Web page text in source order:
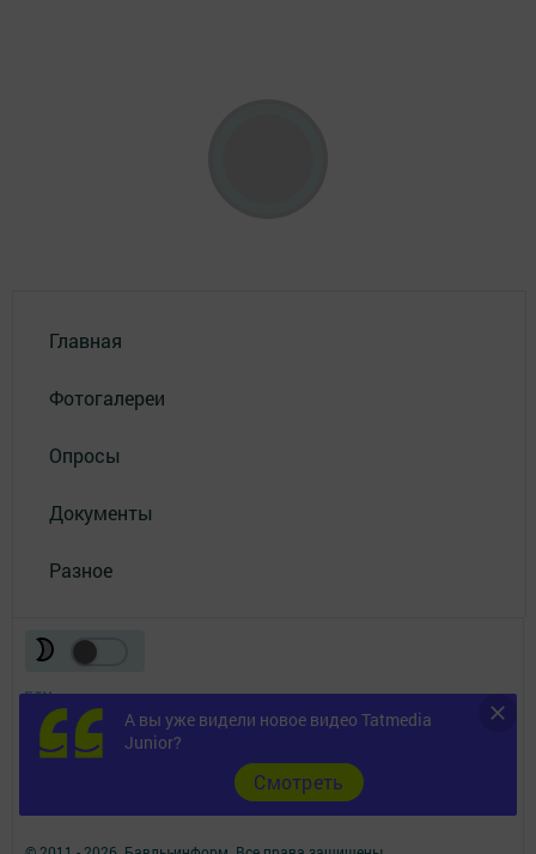
Главная
Фотогалереи
Опросы
Документы
Разное
А вы уже видели новое видео Tatmedia
Junior?
Cмотреть
Телефон АО «ТАТМЕДИА»: